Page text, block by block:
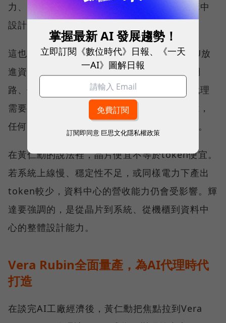
力、冷卻到軟體，全部放在同一套AI工廠架構中
設計。
這也是輝達想強調的差異。AI工廠不是把GPU放
進資料中心就結束，而是要讓CPU、GPU、網
路、儲存、電力與冷卻系統一起配合。當AI代理
需要查資料、呼叫工具、執行程式與存取記憶，
任何一個環節變慢，都會拖累token產出效率。
在黃仁勳的說法裡，晶片便宜不等於token便宜。
若系統上線慢、穩定性不足，或同樣電力下產出
token較少，資料中心的營收能力仍會受影響。輝
達要強調的，是從晶片到系統、從機櫃到資料中
心的整體設計能力。
Vera Rubin全面量產，為AI代理時代
打造
在談完AI工廠經濟後，黃仁勳把焦點拉到Vera
掌握最新 AI 發展趨勢！
立即訂閱《數位時代》日報、《一天
一AI》圖解日報
訂閱即同意 巨思文化隱私權政策